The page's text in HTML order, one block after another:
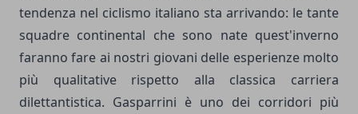
tendenza nel ciclismo italiano sta arrivando: le tante
squadre continental che sono nate quest'inverno
faranno fare ai nostri giovani delle esperienze molto
più qualitative rispetto alla classica carriera
dilettantistica. Gasparrini è uno dei corridori più